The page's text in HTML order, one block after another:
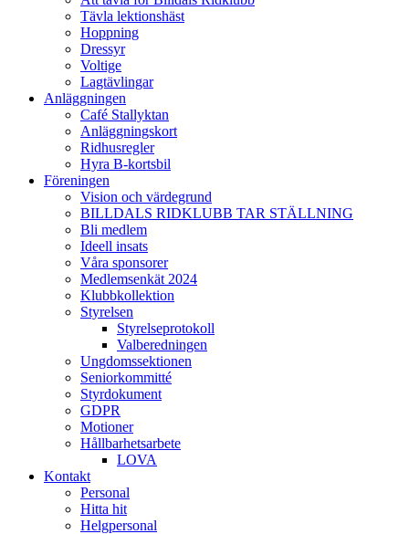
Tävla lektionshäst
Hoppning
Dressyr
Voltige
Lagtävlingar
Anläggningen
Café Stallyktan
Anläggningskort
Ridhusregler
Hyra B-kortsbil
Föreningen
Vision och värdegrund
BILLDALS RIDKLUBB TAR STÄLLNING
Bli medlem
Ideell insats
Våra sponsorer
Medlemsenkät 2024
Klubbkollektion
Styrelsen
Styrelseprotokoll
Valberedningen
Ungdomssektionen
Seniorkommitté
Styrdokument
GDPR
Motioner
Hållbarhetsarbete
LOVA
Kontakt
Personal
Hitta hit
Helgpersonal